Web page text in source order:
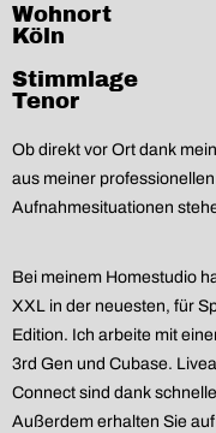
Wohnort
Köln
Stimmlage
Tenor
Ob direkt vor Ort dank
aus meiner
Aufnahmesituationen
Bei meinem Homestudio
XXL in der neuesten, für
Edition. Ich arbeite mit
3rd Gen und Cubase.
Connect sind dank
Außerdem erhalten Sie